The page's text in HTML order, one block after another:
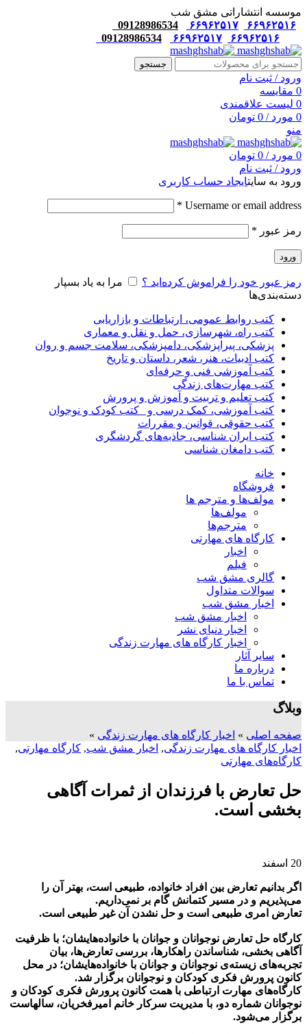
موسسه انتشاراتی مشق شب
۶۶۹۶۲۵۱۶
۶۶۹۶۲۵۱۷
09128986534
۶۶۹۶۲۵۱۶
۶۶۹۶۲۵۱۷ 09128986534
جستجو
ورود / ثبت نام
0 مقایسه
0 لیست علاقمندی
0 مورد /
0 تومان
منو
0 مورد /
0 تومان
ورود / ثبت نام
ورود به سایتایجاد حساب کاربری
Username or email address
*
رمز عبور *
ورود
رمز عبور خود را فراموش کرده‌اید ؟
مرا به یاد بسپار
دسته‌بندی‌ها
کتب روابط عمومی، ارتباطات و بازاریابی
کتب راه، شهرسازی، حمل و نقل و معماری
پزشکی، پیراپزشکی، دامپزشکی، سلامت جسم و روان
کتب ادبیات، هنر، شعر، داستان و تاریخ
کتب آموزشی فنی و حرفه‌ای
کتب مهارت‌های زندگی
کتب تعلیم و تربیت و آموزش و پرورش
کتب آموزشی، کمک درسی و _کتب کودک و نوجوان
کتب حقوقی، قوانین و مقررات
کتب ایران شناسی، جاذبه‌های گردشگری
کتب دامغان شناسی
خانه
فروشگاه
مولف‌ها و مترجم ها
مولف‌ها
مترجم‌ها
کارگاه های مهارتی
اخبار
فیلم
گالری مشق شب
سوالات متداول
اخبار مشق شب
اخبار مشق شب
اخبار دنیای نشر
اخبار کارگاه های مهارت زندگی
سایر آثار
درباره ما
تماس با ما
وبلاگ
صفحه اصلی » اخبار کارگاه های مهارت زندگی »
اخبار کارگاه های مهارت زندگی, اخبار مشق شب, کارگاه مهارتی,
کارگاه‌های مهارتی
حل تعارض با فرزندان از ثمرات آگاهی
بخشی است.
20 اسفند
اگر بدانیم تعارض بین افراد خانواده، طبیعی است، بهتر آن را
می‌پذیریم و در مسیر کتمانش گام بر نمی‌داریم.
تعارض امری طبیعی است و حل نشدن آن غیر طبیعی است.
کارگاه حل تعارض نوجوانان و جوانان با خانواده‌هایشان؛ با ظرفیت
آگاهی بخشی، شناساندن راهکارها، بررسی تعارض‌ها، بیان
تجربه‌های زیسته‌ی نوجوانان و جوانان با خانواده‌هایشان؛ در محل
کانون پرورش فکری کودکان و نوجوانان برگزار شد.
کارگاه‌های مهارت‌ ارتباطی با همت کانون پرورش فکری کودکان و
نوجوانان شماره دو، با مدیریت سرکار خانم امیرفخریان، سالهاست
برگزار می‌شود.